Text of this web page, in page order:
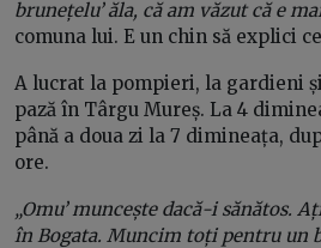
brunețelu’ ăla, că am văzut că e
comuna lui. E un chin să explici
A lucrat la pompieri, la gardieni
pază în Târgu Mureș. La 4
până a doua zi la 7 dimineața,
ore.
„Omu’ muncește dacă-i sănătos.
în Bogata. Muncim toți pentru un